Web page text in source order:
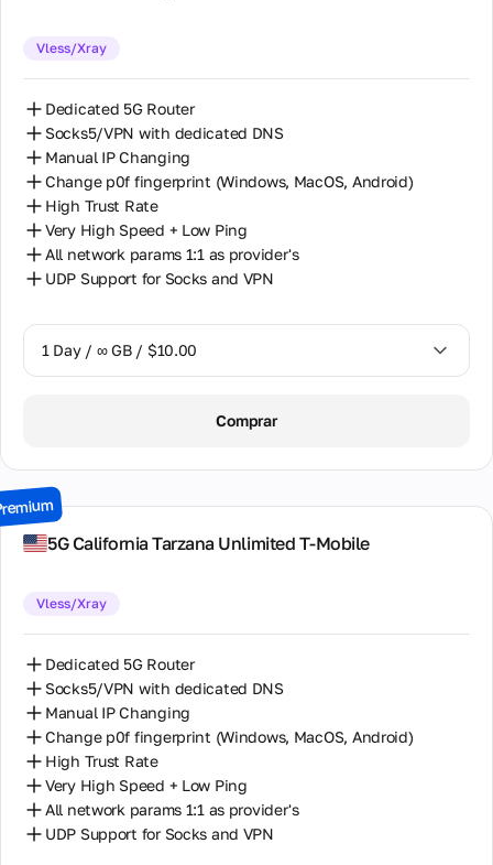
30 Days / ∞ GB / $162.00
Vless/Xray
Dedicated 5G Router
Socks5/VPN with dedicated DNS
Manual IP Changing
Change p0f fingerprint (Windows, MacOS, Android)
High Trust Rate
Very High Speed + Low Ping
All network params 1:1 as provider's
UDP Support for Socks and VPN
1 Day / ∞ GB / $10.00
3 Days / ∞ GB / $23.50
30 Days / ∞ GB / $175.00
Comprar
5G California Tarzana Unlimited T-Mobile
Vless/Xray
Dedicated 5G Router
Socks5/VPN with dedicated DNS
Manual IP Changing
Change p0f fingerprint (Windows, MacOS, Android)
High Trust Rate
Very High Speed + Low Ping
All network params 1:1 as provider's
UDP Support for Socks and VPN